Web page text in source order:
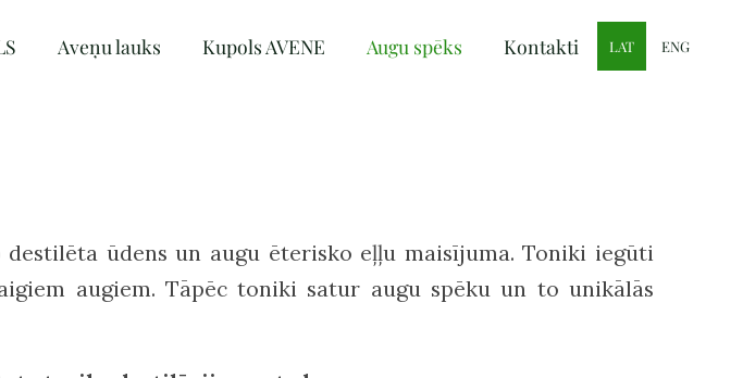
Aveņu lauks Kupols AVENE Augu spēks Kontakti LAT ENG
ūdens un augu ēterisko eļļu maisījuma. Toniki iegūti
augiem. Tāpēc toniki satur augu spēku un to unikālās